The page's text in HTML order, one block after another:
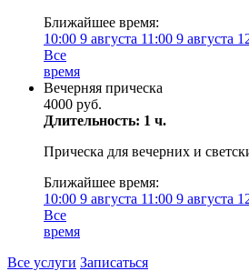
Ближайшее время:
10:00 9 августа 11:00 9 августа
Все
время
Вечерняя прическа
4000 руб.
Длительность: 1 ч.
Прическа для вечерних и
Ближайшее время:
10:00 9 августа 11:00 9 августа
Все
время
Все услуги Записаться